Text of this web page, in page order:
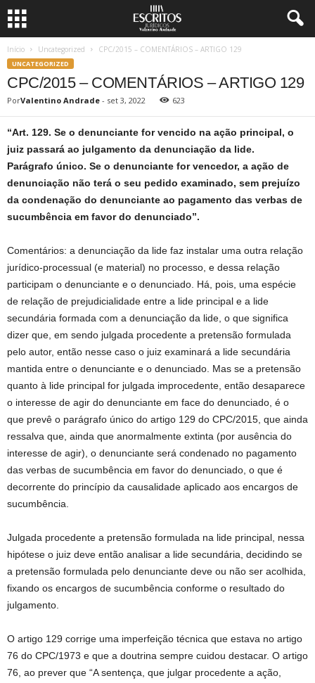
Início Uncategorized CPC/2015 – COMENTÁRIOS – ARTIGO 129
UNCATEGORIZED
CPC/2015 – COMENTÁRIOS – ARTIGO 129
PorValentino Andrade - set 3, 2022 623
“Art. 129. Se o denunciante for vencido na ação principal, o
juiz passará ao julgamento da denunciação da lide.
Parágrafo único. Se o denunciante for vencedor, a ação de
denunciação não terá o seu pedido examinado, sem prejuízo
da condenação do denunciante ao pagamento das verbas de
sucumbência em favor do denunciado”.
Comentários: a denunciação da lide faz instalar uma outra relação
jurídico-processual (e material) no processo, e dessa relação
participam o denunciante e o denunciado. Há, pois, uma espécie
de relação de prejudicialidade entre a lide principal e a lide
secundária formada com a denunciação da lide, o que significa
dizer que, em sendo julgada procedente a pretensão formulada
pelo autor, então nesse caso o juiz examinará a lide secundária
mantida entre o denunciante e o denunciado. Mas se a pretensão
quanto à lide principal for julgada improcedente, então desaparece
o interesse de agir do denunciante em face do denunciado, é o
que prevê o parágrafo único do artigo 129 do CPC/2015, que ainda
ressalva que, ainda que anormalmente extinta (por ausência do
interesse de agir), o denunciante será condenado no pagamento
das verbas de sucumbência em favor do denunciado, o que é
decorrente do princípio da causalidade aplicado aos encargos de
sucumbência.
Julgada procedente a pretensão formulada na lide principal, nessa
hipótese o juiz deve então analisar a lide secundária, decidindo se
a pretensão formulada pelo denunciante deve ou não ser acolhida,
fixando os encargos de sucumbência conforme o resultado do
julgamento.
O artigo 129 corrige uma imperfeição técnica que estava no artigo
76 do CPC/1973 e que a doutrina sempre cuidou destacar. O artigo
76, ao prever que “A sentença, que julgar procedente a ação,